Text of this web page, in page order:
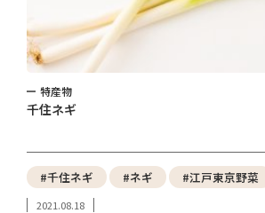
特産物
千住ネギ
#千住ネギ #ネギ #江戸東京野菜
2021.08.18